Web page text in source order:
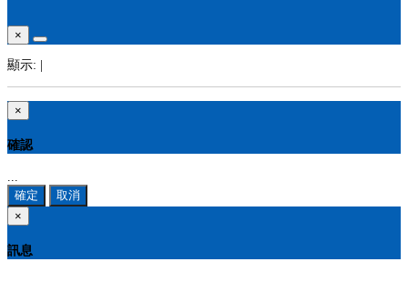
×
顯示:
×
確認
...
確定
取消
×
訊息